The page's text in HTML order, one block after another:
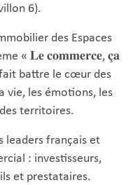
6).
des Espaces
« 𝐋𝐞 𝐜𝐨𝐦𝐦𝐞𝐫𝐜𝐞, 𝐜̧𝐚
fait battre le cœur des
vie, les émotions, les
territoires.
leaders français et
: investisseurs,
et prestataires.